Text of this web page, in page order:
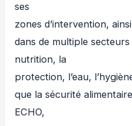
ses
zones d’intervention,
dans de multiple
nutrition, la
protection, l’eau,
que la sécurité
ECHO,